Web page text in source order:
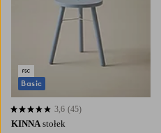
KINNA stołek
3,6 opierając się na 45 ocenach
3,6 (45)
Basic